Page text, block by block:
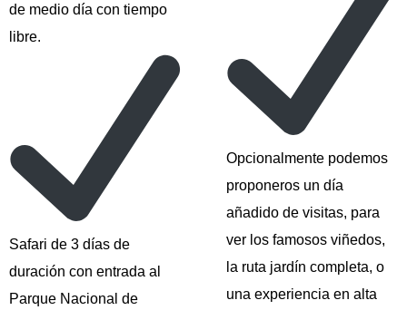
de medio día con tiempo
libre.
Safari de 3 días de
duración con entrada al
Parque Nacional de
Opcionalmente podemos
proponeros un día
añadido de visitas, para
ver los famosos viñedos,
la ruta jardín completa, o
una experiencia en alta